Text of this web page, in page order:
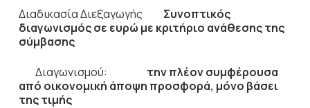
Διαδικασία Διεξαγωγής Συνοπτικός
διαγωνισμός σε ευρώ με κριτήριο ανάθεσης της
σύμβασης
Διαγωνισμού:
την πλέον συμφέρουσα
από οικονομική άποψη προσφορά, μόνο βάσει
της τιμής